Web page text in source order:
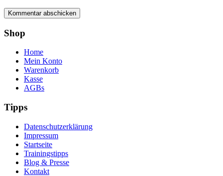
Shop
Home
Mein Konto
Warenkorb
Kasse
AGBs
Tipps
Datenschutzerklärung
Impressum
Startseite
Trainingstipps
Blog & Presse
Kontakt